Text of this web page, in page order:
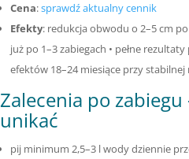
Cena:sprawdź aktualny cennik
Efekty: redukcja obwodu o 2–5 cm
już po 1–3 zabiegach • pełne
efektów 18–24 miesiące przy stabilnej
Zalecenia po
unikać
pij minimum 2,5–3 l wody dziennie